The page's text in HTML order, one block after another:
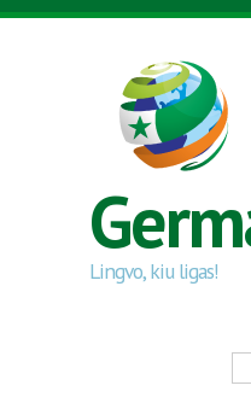
Skip to main content
Lingvo, kiu ligas!